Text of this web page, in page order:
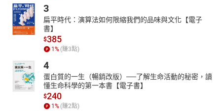
21世紀，什麼樣的焦慮才能稱之為病？
** 《藥》**
過去兩百年來，我們社會對藥物的態度有過幾次巨大轉變：鴉
片和古柯鹼從好東西變成壞東西，尼古丁也是如此。大麻雖然違
法，每年有數十萬人因此被捕入獄，卻也有許多政府開始認為，大
麻並不比酒精或菸危險。有些國家已經將大麻合法化，像菸酒一樣
只做有限度管制。
21世紀，我們該如何用「藥」？
** 《迷信》**
3
扁平時代：演算法如何限縮我們的品味與文化【電子
書】
$385
1 % (賺3點)
4
蛋白質的一生（暢銷改版）──了解生命活動的秘密，讀
懂生命科學的第一本書【電子書】
$240
1 % (賺2點)